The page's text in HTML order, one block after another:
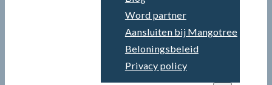
Word partner
Aansluiten bij Mangotree
Beloningsbeleid
Privacy policy